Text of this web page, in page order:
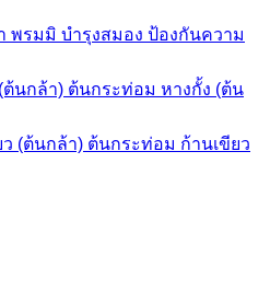
พรมมิ บำรุงสมอง ป้องกันความ
ต้นกระท่อม หางกั้ง (ต้น
ต้นกระท่อม ก้านเขียว